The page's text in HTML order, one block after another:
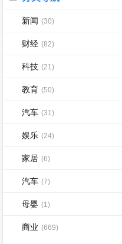
新闻 (30)
财经 (82)
科技 (21)
教育 (50)
汽车 (31)
娱乐 (24)
家居 (6)
汽车 (7)
母婴 (1)
商业 (669)